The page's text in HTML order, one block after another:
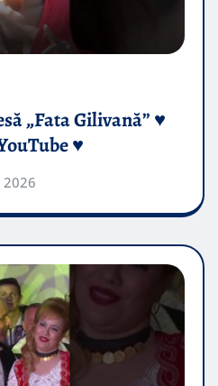
„Fata Gilivană” ♥️
♥️
2026